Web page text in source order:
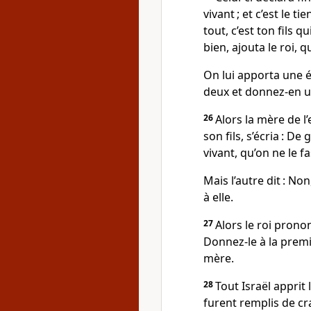
vivant ; et c’est le
tout, c’est ton fils
bien, ajouta le roi,
On lui apporta une
deux et donnez-en
26Alors la mère de
son fils, s’écria : De
vivant, qu’on ne le
Mais l’autre dit :
à elle.
27Alors le roi
Donnez-le à la
mère.
28Tout Israël apprit
furent remplis de